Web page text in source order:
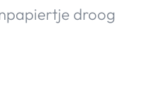
droog